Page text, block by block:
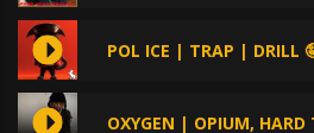
POL ICE | TRAP | DRILL
OXYGEN | OPIUM, HARD